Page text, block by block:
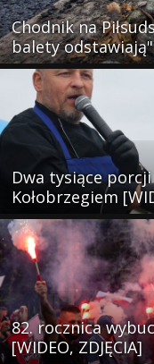
Chodnik na
balety odstawiają"
Dwa tysiące
Kołobrzegiem
82. rocznica
[WIDEO, ZDJĘCIA]